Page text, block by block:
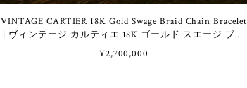
VINTAGE CARTIER 18K Gold Swage Braid Chain Bracelet
| ヴィンテージ カルティエ 18K ゴールド スエージ ブレ
イド チェーン ブレスレット
¥2,700,000